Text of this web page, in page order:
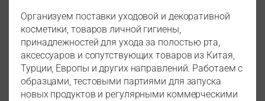
Организуем поставки уходовой и декоративной
косметики, товаров личной гигиены,
принадлежностей для ухода за полостью рта,
аксессуаров и сопутствующих товаров из Китая,
Турции, Европы и других направлений. Работаем с
образцами, тестовыми партиями для запуска
новых продуктов и регулярными коммерческими